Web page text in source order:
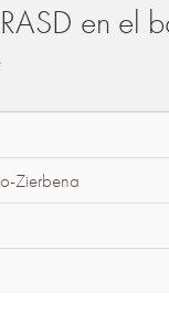
en el
Zierbena